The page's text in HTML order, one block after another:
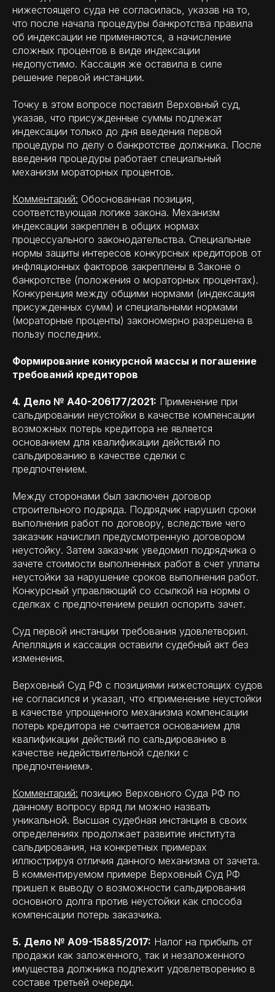
нижестоящего суда не согласилась, указав на то,
что после начала процедуры банкротства правила
об индексации не применяются, а начисление
сложных процентов в виде индексации
недопустимо. Кассация же оставила в силе
решение первой инстанции.
Точку в этом вопросе поставил Верховный суд,
указав, что присужденные суммы подлежат
индексации только до дня введения первой
процедуры по делу о банкротстве должника. После
введения процедуры работает специальный
механизм мораторных процентов.
Комментарий: Обоснованная позиция,
соответствующая логике закона. Механизм
индексации закреплен в общих нормах
процессуального законодательства. Специальные
нормы защиты интересов конкурсных кредиторов от
инфляционных факторов закреплены в Законе о
банкротстве (положения о мораторных процентах).
Конкуренция между общими нормами (индексация
присужденных сумм) и специальными нормами
(мораторные проценты) закономерно разрешена в
пользу последних.
Формирование конкурсной массы и погашение
требований кредиторов
4. Дело № А40-206177/2021: Применение при
сальдировании неустойки в качестве компенсации
возможных потерь кредитора не является
основанием для квалификации действий по
сальдированию в качестве сделки с
предпочтением.
Между сторонами был заключен договор
строительного подряда. Подрядчик нарушил сроки
выполнения работ по договору, вследствие чего
заказчик начислил предусмотренную договором
неустойку. Затем заказчик уведомил подрядчика о
зачете стоимости выполненных работ в счет уплаты
неустойки за нарушение сроков выполнения работ.
Конкурсный управляющий со ссылкой на нормы о
сделках с предпочтением решил оспорить зачет.
Суд первой инстанции требования удовлетворил.
Апелляция и кассация оставили судебный акт без
изменения.
Верховный Суд РФ с позициями нижестоящих судов
не согласился и указал, что «применение неустойки
в качестве упрощенного механизма компенсации
потерь кредитора не считается основанием для
квалификации действий по сальдированию в
качестве недействительной сделки с
предпочтением».
Комментарий: позицию Верховного Суда РФ по
данному вопросу вряд ли можно назвать
уникальной. Высшая судебная инстанция в своих
определениях продолжает развитие института
сальдирования, на конкретных примерах
иллюстрируя отличия данного механизма от зачета.
В комментируемом примере Верховный Суд РФ
пришел к выводу о возможности сальдирования
основного долга против неустойки как способа
компенсации потерь заказчика.
5. Дело № А09-15885/2017: Налог на прибыль от
продажи как заложенного, так и незаложенного
имущества должника подлежит удовлетворению в
составе третьей очереди.